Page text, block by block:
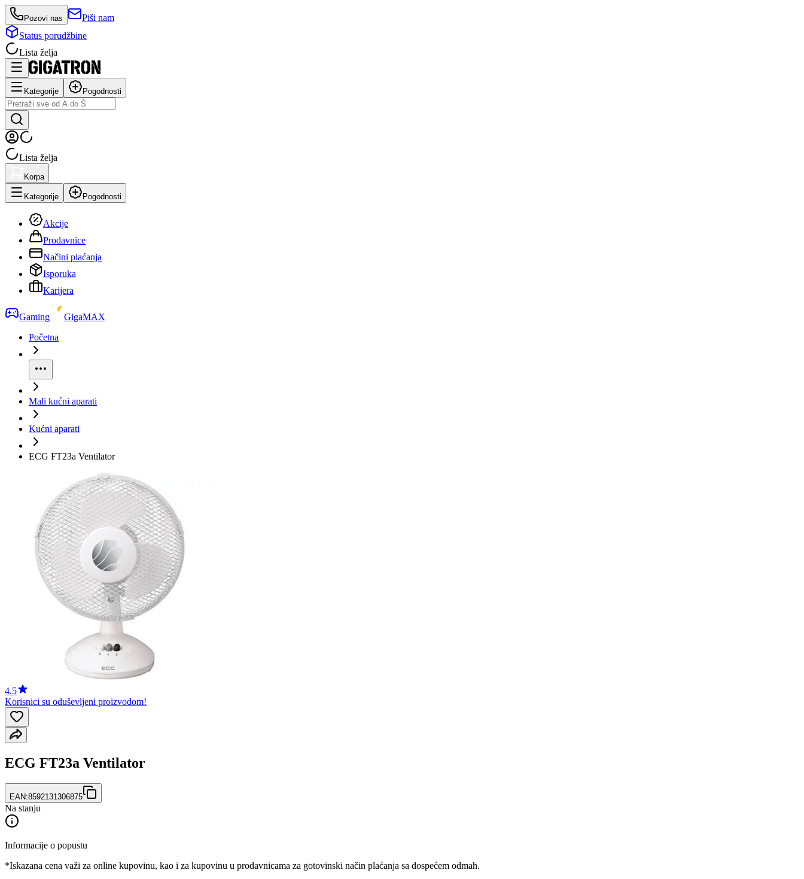
Pozovi nas
Piši nam
Status porudžbine
Lista želja
Kategorije Pogodnosti
Lista želja
Korpa
Kategorije Pogodnosti
Akcije
Prodavnice
Načini plaćanja
Isporuka
Karijera
Gaming
GigaMAX
Početna
Mali kućni aparati
Kućni aparati
ECG FT23a Ventilator
4.5
Korisnici su oduševljeni proizvodom!
ECG FT23a Ventilator
EAN:8592131306875
Na stanju
Informacije o popustu
*Iskazana cena važi za online kupovinu, kao i za kupovinu u prodavnicama za gotovinski način plaćanja sa dospećem odmah.